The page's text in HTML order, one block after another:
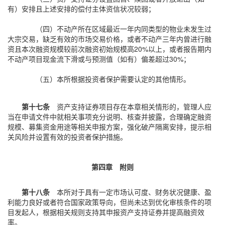
有）安排且上述安排的偿付主体资信状况较弱；
（四）不动产所在区域最近一年内同类型的物业未发生过
大宗交易，缺乏有效的市场交易价格，或者不动产三年内曾进行融
资且本次融资规模较前次融资初始规模高20%以上，或者报告期内
不动产项目现金流下滑或与预测值（如有）偏差超过30%；
（五）本所根据投资者保护需要认定的其他情形。
第十七条 资产支持证券项目存在本章相关情形的，管理人应
当在申请文件中就相关事项充分说明、核查并披露，合理确定融资
规模、募集资金用途等相关申报方案，强化破产隔离安排，提示相
关风险并设置有效的投资者保护措施。
第四章 附则
第十八条 本所对于具有一定市场认可度、财务状况健康、盈
利能力良好或者符合国家政策导向，但尚未达到优化审核条件的项
目发起人，根据相关规则支持其申报资产支持证券并提高融资效
率。